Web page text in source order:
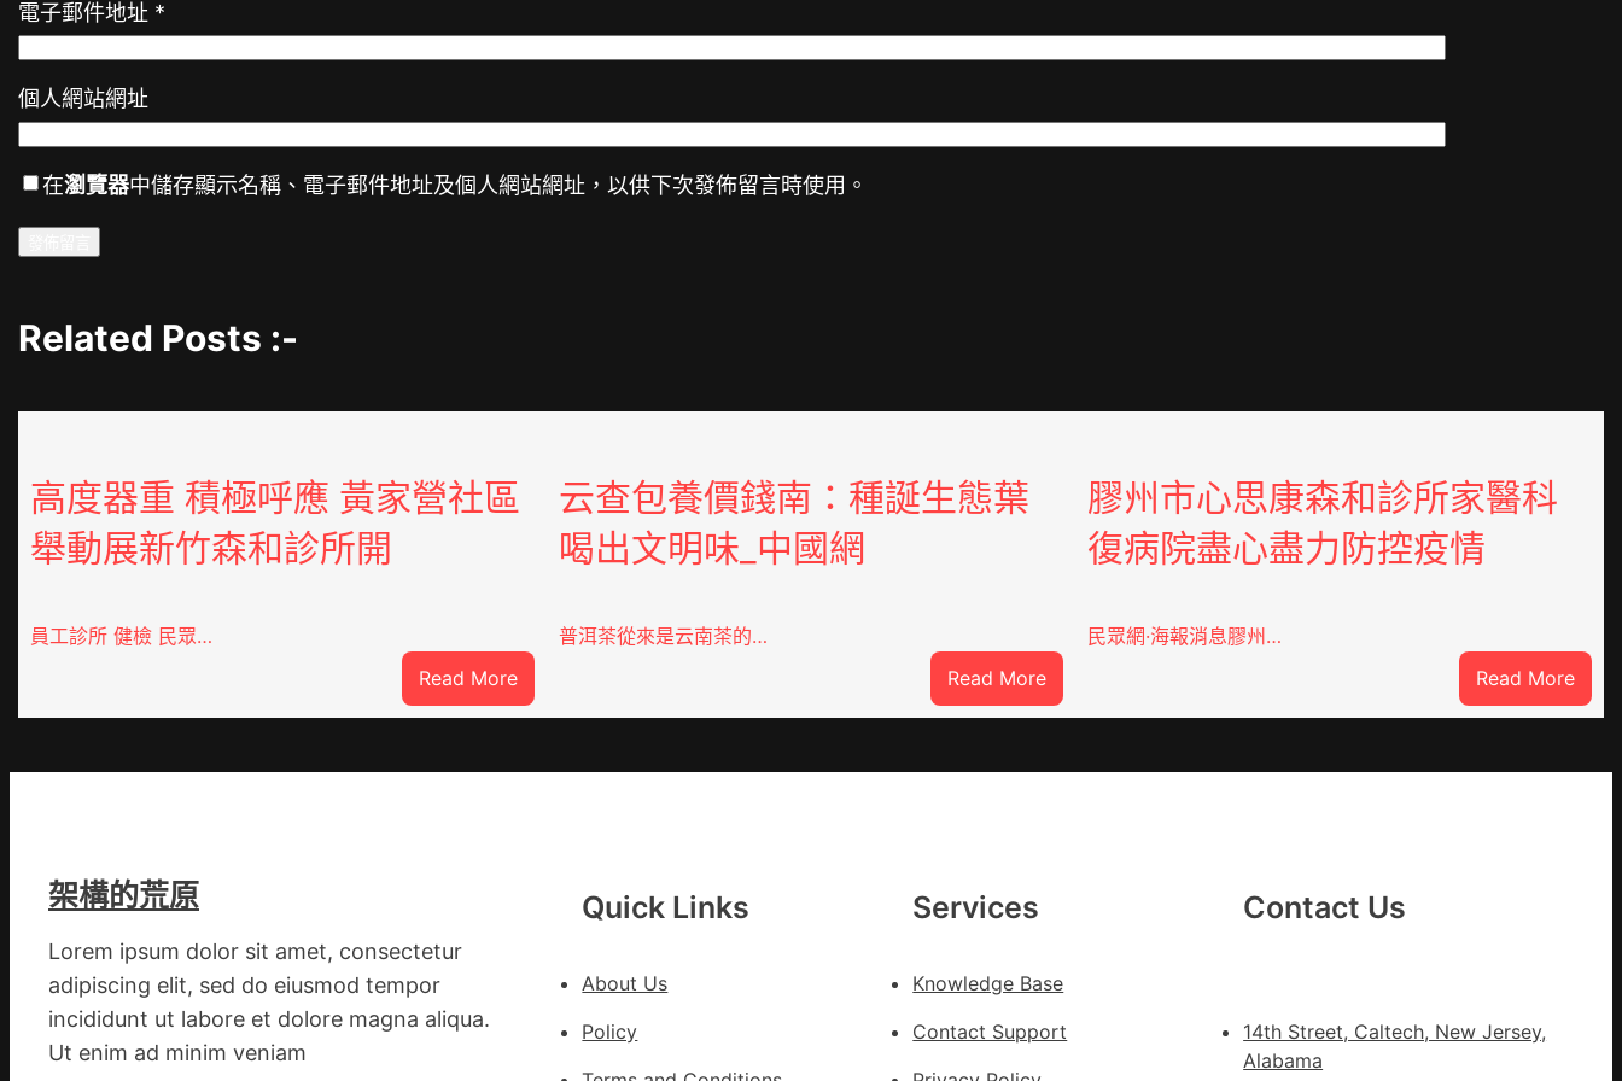
電子郵件地址 *
個人網站網址
在瀏覽器中儲存顯示名稱、電子郵件地址及個人網站網址，以供下次發佈留言時使用。
Related Posts :-
高度器重 積極呼應 黃家營社區
舉動展新竹森和診所開
員工診所 健檢 民眾…
Read More:
高
器
云查包養價錢南：種誕生態葉
喝出文明味_中國網
普洱茶從來是云南茶的…
Read More:
云
包
生
葉
膠州市心思康森和診所家醫科
復病院盡心盡力防控疫情
民眾網·海報消息膠州…
Read More:
膠
市
架構的荒原
Lorem ipsum dolor sit amet, consectetur
adipiscing elit, sed do eiusmod tempor
incididunt ut labore et dolore magna aliqua.
Ut enim ad minim veniam
Quick Links
About Us
Policy
Services
Knowledge Base
Contact Support
Contact Us
14th Street, Caltech, New Jersey,
Alabama